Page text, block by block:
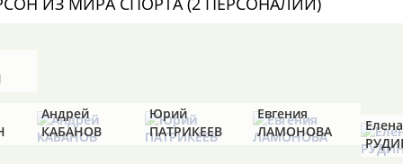
Результаты поиска: персона
Андрей
КАБАНОВ
Юрий
ПАТРИКЕЕВ
Евгения
ЛАМОНОВА
Елена